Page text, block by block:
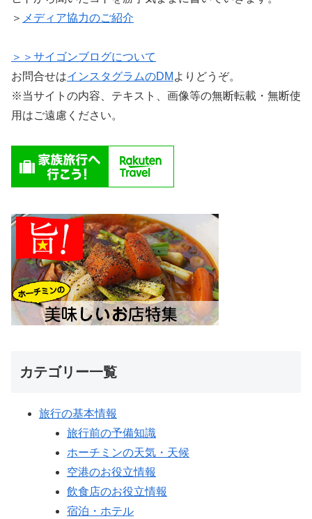
＞ メディア協力のご紹介
＞＞サイゴンブログについて
お問合せはインスタグラムのDM よりどうぞ。
※当サイトの内容、テキスト、画像等の無断転載・無断使
用はご遠慮ください。
カテゴリー一覧
旅行の基本情報
旅行前の予備知識
ホーチミンの天気・天候
空港のお役立情報
飲食店のお役立情報
宿泊・ホテル